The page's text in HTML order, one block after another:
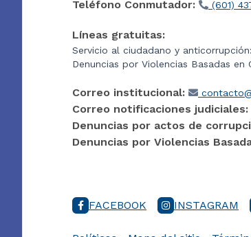
Teléfono Conmutador: (601)
Líneas gratuitas:
Servicio al ciudadano y anticorrupción:
Denuncias por Violencias Basadas en
Correo institucional:
Correo notificaciones judiciales:
Denuncias por actos de
Denuncias por Violencias
FACEBOOK INSTAGRAM